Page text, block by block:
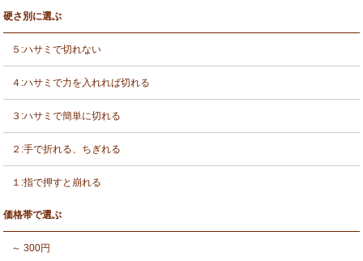
硬さ別に選ぶ
５:ハサミで切れない
４:ハサミで力を入れれば切れる
３:ハサミで簡単に切れる
２:手で折れる、ちぎれる
１:指で押すと崩れる
価格帯で選ぶ
～ 300円